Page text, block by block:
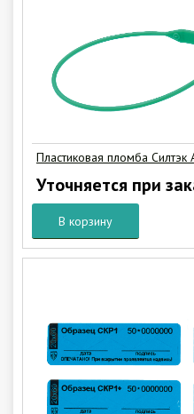
Пластиковая пломба
Уточняется при
В корзину